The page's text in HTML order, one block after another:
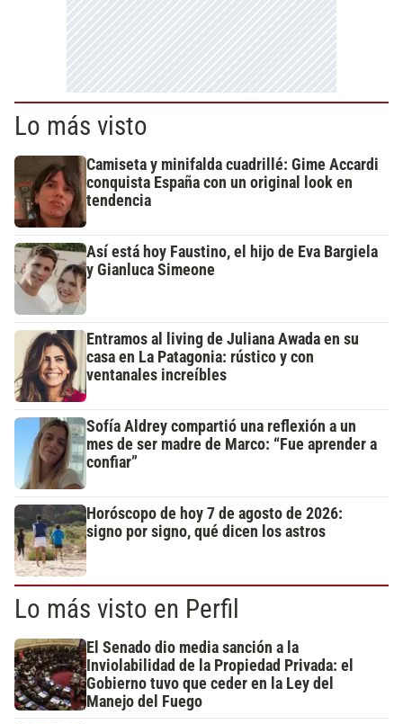
Lo más visto
Camiseta y minifalda cuadrillé: Gime Accardi
conquista España con un original look en
tendencia
Así está hoy Faustino, el hijo de Eva Bargiela
y Gianluca Simeone
Entramos al living de Juliana Awada en su
casa en La Patagonia: rústico y con
ventanales increíbles
Sofía Aldrey compartió una reflexión a un
mes de ser madre de Marco: “Fue aprender a
confiar”
Horóscopo de hoy 7 de agosto de 2026:
signo por signo, qué dicen los astros
Lo más visto en Perfil
El Senado dio media sanción a la
Inviolabilidad de la Propiedad Privada: el
Gobierno tuvo que ceder en la Ley del
Manejo del Fuego